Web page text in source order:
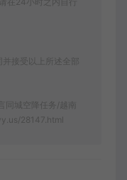
接受以上所述全部
同城空降任务/越南
28147.html